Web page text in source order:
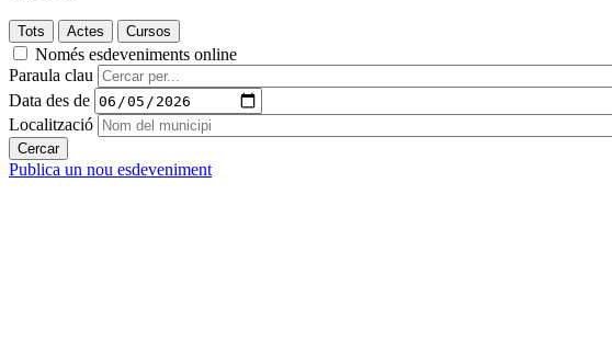
Només esdeveniments online
Paraula clau
Data des de
Localització
Publica un nou esdeveniment